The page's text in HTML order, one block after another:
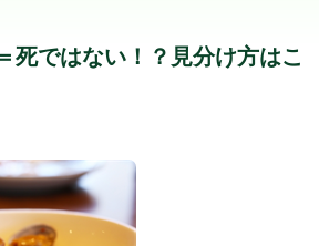
死ではない！？見分け方はこ